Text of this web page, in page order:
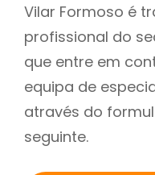
Vilar Formoso é
profissional do
que entre em
equipa de
através do
seguinte.